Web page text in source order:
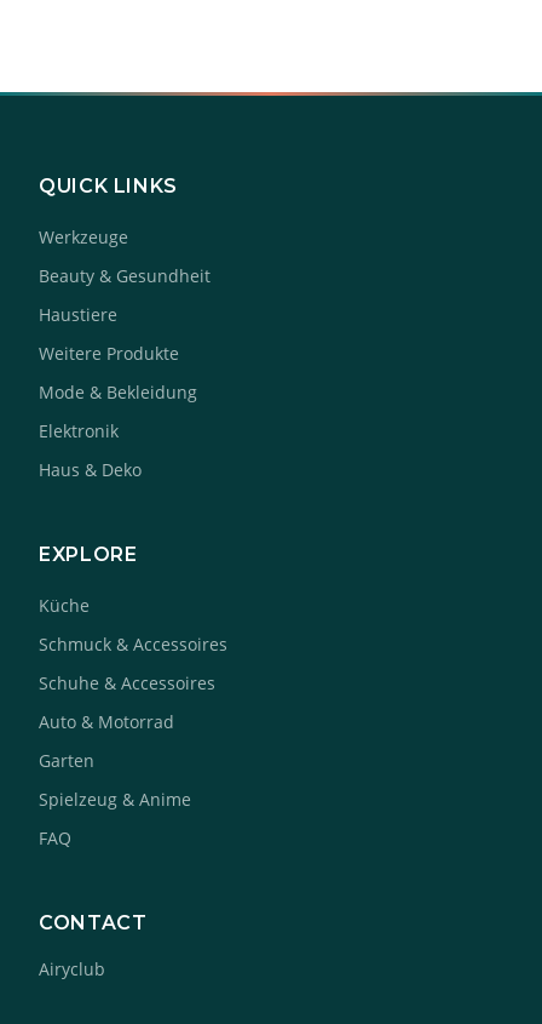
QUICK LINKS
Werkzeuge
Beauty & Gesundheit
Haustiere
Weitere Produkte
Mode & Bekleidung
Elektronik
Haus & Deko
EXPLORE
Küche
Schmuck & Accessoires
Schuhe & Accessoires
Auto & Motorrad
Garten
Spielzeug & Anime
FAQ
CONTACT
Airyclub